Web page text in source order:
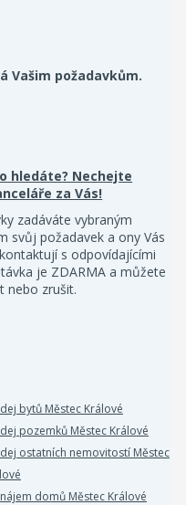
Vašim požadavkům.
hledáte? Nechejte
za Vás!
zadáváte vybraným
svůj požadavek a ony Vás
s odpovídajícími
je ZDARMA a můžete
nebo zrušit.
bytů Městec Králové
pozemků Městec Králové
ostatních nemovitostí Městec
domů Městec Králové